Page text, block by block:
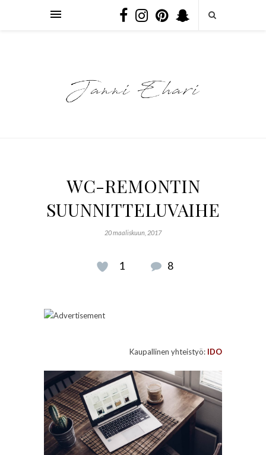
WC-REMONTIN
SUUNNITTELUVAIHE
20 maaliskuun, 2017
1 8
Kaupallinen yhteistyö: IDO